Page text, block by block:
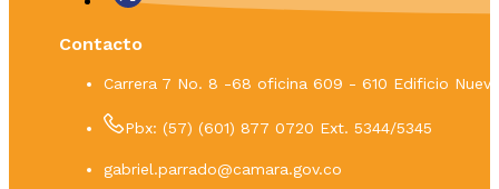
Contacto
Carrera 7 No. 8 -68 oficina 609 - 610 Edificio
Pbx: (57) (601) 877 0720 Ext. 5344/5345
gabriel.parrado@camara.gov.co